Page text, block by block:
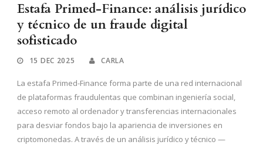
Estafa Primed-Finance: análisis jurídico
y técnico de un fraude digital
sofisticado
15 DEC 2025 CARLA
La estafa Primed-Finance forma parte de una red internacional
de plataformas fraudulentas que combinan ingeniería social,
acceso remoto al ordenador y transferencias internacionales
para desviar fondos bajo la apariencia de inversiones en
criptomonedas. A través de un análisis jurídico y técnico —